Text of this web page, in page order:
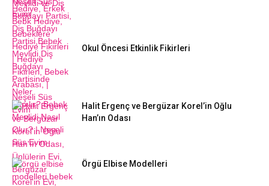
Okul Öncesi Etkinlik Fikirleri
Halit Ergenç ve Bergüzar Korel’in Oğlu
Han’ın Odası
Örgü Elbise Modelleri